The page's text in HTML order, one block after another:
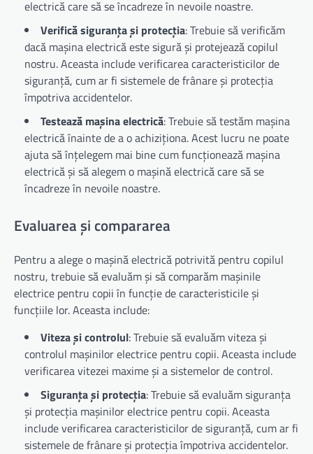
electrică care să se încadreze în nevoile noastre.
Verifică siguranța și protecția: Trebuie să verificăm
dacă mașina electrică este sigură și protejează copilul
nostru. Aceasta include verificarea caracteristicilor de
siguranță, cum ar fi sistemele de frânare și protecția
împotriva accidentelor.
Testează mașina electrică: Trebuie să testăm mașina
electrică înainte de a o achiziționa. Acest lucru ne poate
ajuta să înțelegem mai bine cum funcționează mașina
electrică și să alegem o mașină electrică care să se
încadreze în nevoile noastre.
Evaluarea și compararea
Pentru a alege o mașină electrică potrivită pentru copilul
nostru, trebuie să evaluăm și să comparăm mașinile
electrice pentru copii în funcție de caracteristicile și
funcțiile lor. Aceasta include:
Viteza și controlul: Trebuie să evaluăm viteza și
controlul mașinilor electrice pentru copii. Aceasta include
verificarea vitezei maxime și a sistemelor de control.
Siguranța și protecția: Trebuie să evaluăm siguranța
și protecția mașinilor electrice pentru copii. Aceasta
include verificarea caracteristicilor de siguranță, cum ar fi
sistemele de frânare și protecția împotriva accidentelor.